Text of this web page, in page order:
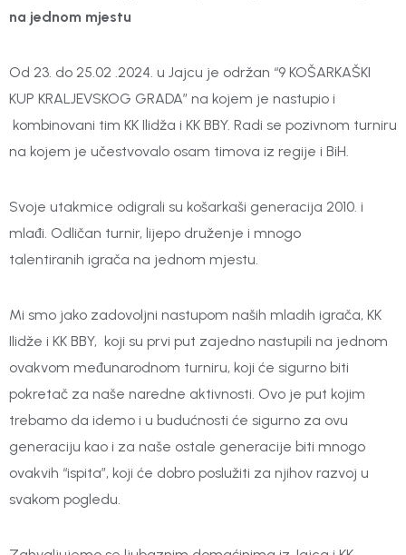
na jednom mjestu
Od 23. do 25.02 .2024. u Jajcu je održan “9 KOŠARKAŠKI
KUP KRALJEVSKOG GRADA” na kojem je nastupio i
kombinovani tim KK Ilidža i KK BBY. Radi se pozivnom turniru
na kojem je učestvovalo osam timova iz regije i BiH.
Svoje utakmice odigrali su košarkaši generacija 2010. i
mlađi. Odličan turnir, lijepo druženje i mnogo
talentiranih igrača na jednom mjestu.
Mi smo jako zadovoljni nastupom naših mladih igrača, KK
Ilidže i KK BBY, koji su prvi put zajedno nastupili na jednom
ovakvom međunarodnom turniru, koji će sigurno biti
pokretač za naše naredne aktivnosti. Ovo je put kojim
trebamo da idemo i u budućnosti će sigurno za ovu
generaciju kao i za naše ostale generacije biti mnogo
ovakvih “ispita”, koji će dobro poslužiti za njihov razvoj u
svakom pogledu.